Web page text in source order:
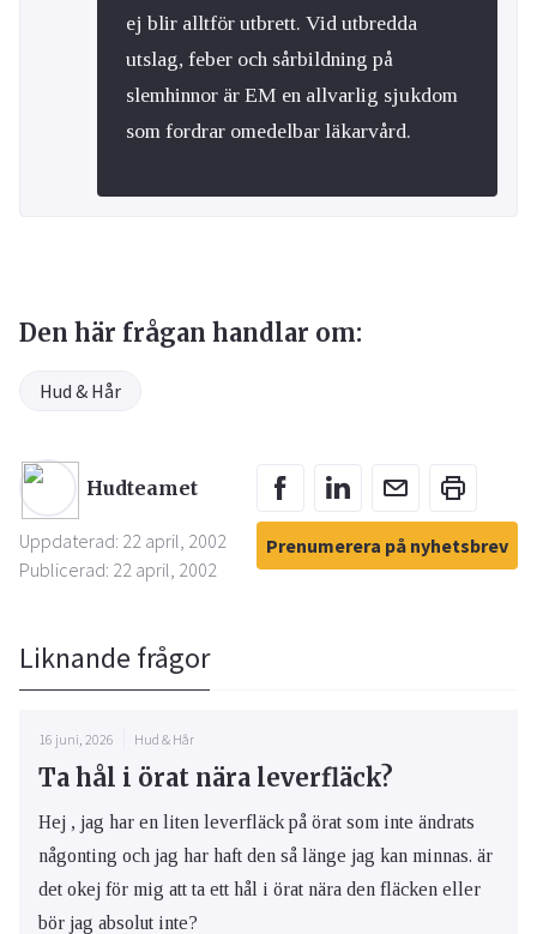
ej blir alltför utbrett. Vid utbredda
utslag, feber och sårbildning på
slemhinnor är EM en allvarlig sjukdom
som fordrar omedelbar läkarvård.
Den här frågan handlar om:
Hud & Hår
Hudteamet
Uppdaterad: 22 april, 2002
Publicerad: 22 april, 2002
Prenumerera på nyhetsbrev
Liknande frågor
16 juni, 2026 Hud & Hår
Ta hål i örat nära leverfläck?
Hej , jag har en liten leverfläck på örat som inte ändrats
någonting och jag har haft den så länge jag kan minnas. är
det okej för mig att ta ett hål i örat nära den fläcken eller
bör jag absolut inte?